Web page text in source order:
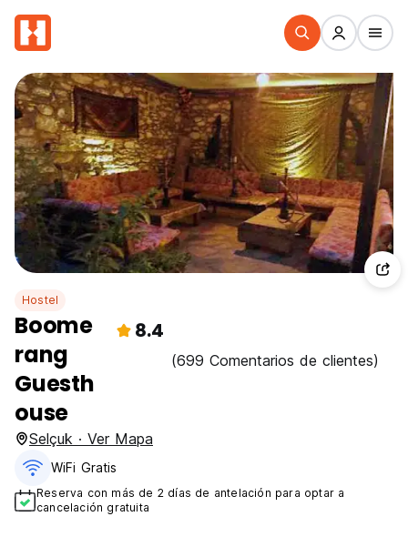
Hostel
Boome
rang
Guesth
ouse
8.4
(699 Comentarios de clientes)
Selçuk · Ver Mapa
WiFi Gratis
Reserva con más de 2 días de antelación para optar a
cancelación gratuita